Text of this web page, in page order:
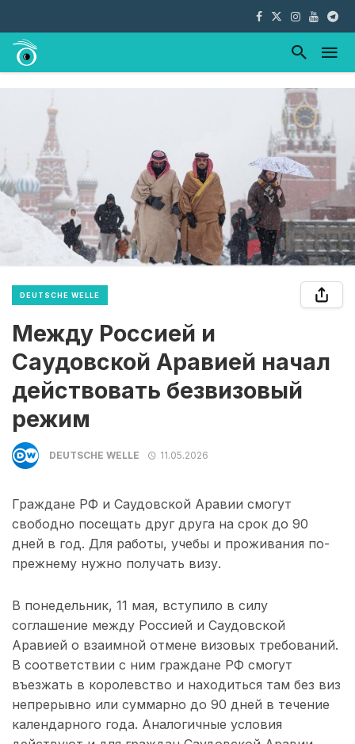
DEUTSCHE WELLE
Между Россией и
Саудовской Аравией начал
действовать безвизовый
режим
DEUTSCHE WELLE 11.05.2026
Граждане РФ и Саудовской Аравии смогут
свободно посещать друг друга на срок до 90
дней в год. Для работы, учебы и проживания по-
прежнему нужно получать визу.
В понедельник, 11 мая, вступило в силу
соглашение между Россией и Саудовской
Аравией о взаимной отмене визовых требований.
В соответствии с ним граждане РФ смогут
въезжать в королевство и находиться там без виз
непрерывно или суммарно до 90 дней в течение
календарного года. Аналогичные условия